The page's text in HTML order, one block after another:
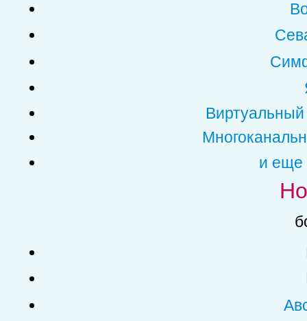
и еще